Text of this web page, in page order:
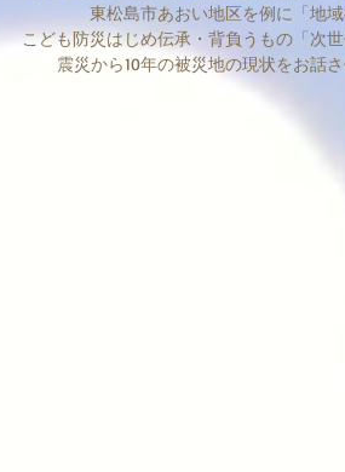
東松島市あおい地区を例に「地
こども防災はじめ伝承・背負うもの「次
震災から10年の被災地の現状をお話